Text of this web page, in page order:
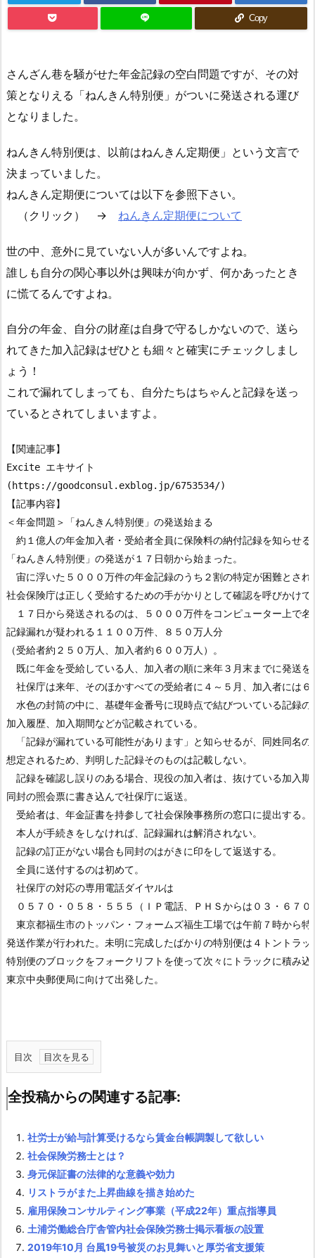
Copy
さんざん巷を騒がせた年金記録の空白問題ですが、その対
策となりえる「ねんきん特別便」がついに発送される運び
となりました。
ねんきん特別便は、以前はねんきん定期便」という文言で
決まっていました。
ねんきん定期便については以下を参照下さい。
（クリック） → ねんきん定期便について
世の中、意外に見ていない人が多いんですよね。
誰しも自分の関心事以外は興味が向かず、何かあったとき
に慌てるんですよね。
自分の年金、自分の財産は自身で守るしかないので、送ら
れてきた加入記録はぜひとも細々と確実にチェックしまし
ょう！
これで漏れてしまっても、自分たちはちゃんと記録を送っ
ているとされてしまいますよ。
【関連記事】
Excite エキサイト
(https://goodconsul.exblog.jp/6753534/)
【記事内容】
＜年金問題＞「ねんきん特別便」の発送始まる
約１億人の年金加入者・受給者全員に保険料の納付記録を知らせる
「ねんきん特別便」の発送が１７日朝から始まった。
宙に浮いた５０００万件の年金記録のうち２割の特定が困難とされ
社会保険庁は正しく受給するための手がかりとして確認を呼びかけて
１７日から発送されるのは、５０００万件をコンピューター上で名
記録漏れが疑われる１１００万件、８５０万人分
（受給者約２５０万人、加入者約６００万人）。
既に年金を受給している人、加入者の順に来年３月末までに発送を
社保庁は来年、そのほかすべての受給者に４～５月、加入者には
水色の封筒の中に、基礎年金番号に現時点で結びついている記録の
加入履歴、加入期間などが記載されている。
「記録が漏れている可能性があります」と知らせるが、同姓同名の
想定されるため、判明した記録そのものは記載しない。
記録を確認し誤りのある場合、現役の加入者は、抜けている加入期
同封の照会票に書き込んで社保庁に返送。
受給者は、年金証書を持参して社会保険事務所の窓口に提出する。
本人が手続きをしなければ、記録漏れは解消されない。
記録の訂正がない場合も同封のはがきに印をして返送する。
全員に送付するのは初めて。
社保庁の対応の専用電話ダイヤルは
０５７０・０５８・５５５（ＩＰ電話、ＰＨＳからは０３・６７０
東京都福生市のトッパン・フォームズ福生工場では午前７時から特
発送作業が行われた。未明に完成したばかりの特別便は４トントラ
特別便のブロックをフォークリフトを使って次々にトラックに積み込
東京中央郵便局に向けて出発した。
目次
1.
全
稿
か
ら
関
連
全投稿からの関連する記事:
社労士が給与計算受けるなら賃金台帳調製して欲しい
社会保険労務士とは？
身元保証書の法律的な意義や効力
リストラがまた上昇曲線を描き始めた
雇用保険コンサルティング事業（平成22年）重点指導員
土浦労働総合庁舎管内社会保険労務士掲示看板の設置
2019年10月 台風19号被災のお見舞いと厚労省支援策